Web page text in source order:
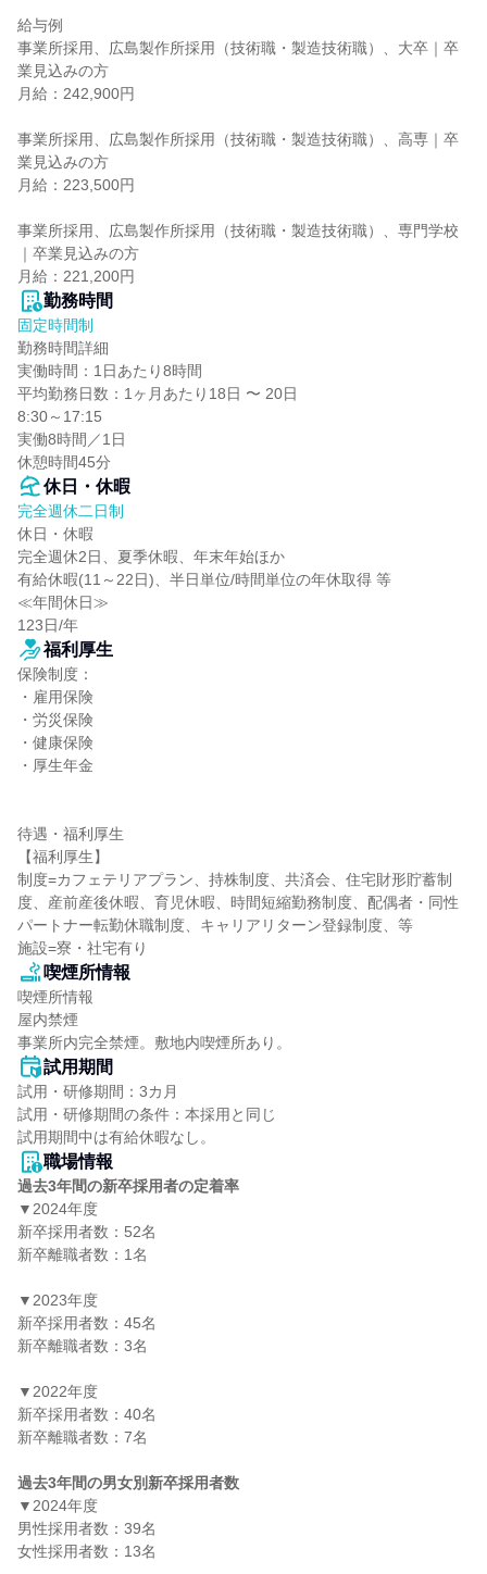
給与例
事業所採用、広島製作所採用（技術職・製造技術職）、大卒｜卒
業見込みの方
月給：242,900円
事業所採用、広島製作所採用（技術職・製造技術職）、高専｜卒
業見込みの方
月給：223,500円
事業所採用、広島製作所採用（技術職・製造技術職）、専門学校
｜卒業見込みの方
月給：221,200円
勤務時間
固定時間制
勤務時間詳細
実働時間：1日あたり8時間
平均勤務日数：1ヶ月あたり18日 〜 20日
8:30～17:15
実働8時間／1日
休憩時間45分
休日・休暇
完全週休二日制
休日・休暇
完全週休2日、夏季休暇、年末年始ほか
有給休暇(11～22日)、半日単位/時間単位の年休取得 等
≪年間休日≫
123日/年
福利厚生
保険制度：
・雇用保険
・労災保険
・健康保険
・厚生年金
待遇・福利厚生
【福利厚生】
制度=カフェテリアプラン、持株制度、共済会、住宅財形貯蓄制
度、産前産後休暇、育児休暇、時間短縮勤務制度、配偶者・同性
パートナー転勤休職制度、キャリアリターン登録制度、等
施設=寮・社宅有り
喫煙所情報
喫煙所情報
屋内禁煙
事業所内完全禁煙。敷地内喫煙所あり。
試用期間
試用・研修期間：3カ月
試用・研修期間の条件：本採用と同じ
職場情報
過去3年間の新卒採用者の定着率
▼2024年度
新卒採用者数：52名
新卒離職者数：1名
▼2023年度
新卒採用者数：45名
新卒離職者数：3名
▼2022年度
新卒採用者数：40名
新卒離職者数：7名
過去3年間の男女別新卒採用者数
▼2024年度
男性採用者数：39名
女性採用者数：13名